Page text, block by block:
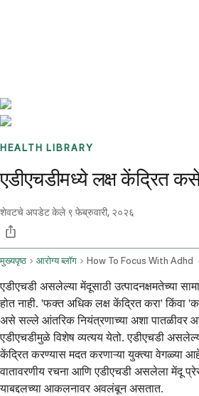
HEALTH LIBRARY
एडीएचडीमध्ये लक्ष केंद्रित
शेवटचे अपडेट केले ९ फेब्रुवारी, २०२६
मुख्यपृष्ठ आरोग्य ब्लॉग How To Focus With Adhd
एडीएचडी असलेल्या मेंदूसाठी उत्पादनक्षमतेच्या
होत नाही. 'फक्त अधिक लक्ष केंद्रित करा' किंवा
असे सल्ले आंतरिक नियंत्रणाच्या अशा पातळीवर
एडीएचडीमुळे विशेष व्यत्यय येतो. एडीएचडी
केंद्रित करण्यास मदत करणाऱ्या युक्त्या वेगळ्या
वातावरणीय रचना आणि एडीएचडी असलेला मेंदू
याबद्दलच्या आकलनावर अवलंबून असतात.